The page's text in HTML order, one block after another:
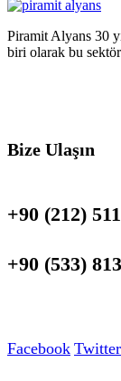
Piramit Alyans 30
biri olarak bu
Bize Ulaşın
+90 (212)
+90 (533)
Facebook Twitter